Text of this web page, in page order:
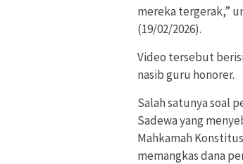
mereka tergerak,”
(19/02/2026).
Video tersebut
nasib guru honorer.
Salah satunya soal
Sadewa yang
Mahkamah
memangkas dana